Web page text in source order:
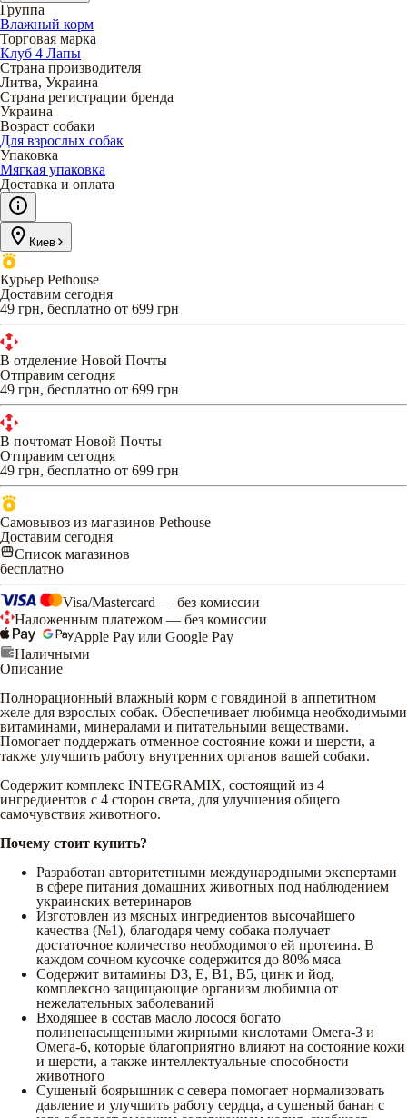
Группа
Влажный корм
Торговая марка
Клуб 4 Лапы
Страна производителя
Литва, Украина
Страна регистрации бренда
Украина
Возраст собаки
Для взрослых собак
Упаковка
Мягкая упаковка
Доставка и оплата
Киев
Курьер Pethouse
Доставим сегодня
49 грн, бесплатно от 699 грн
В отделение Новой Почты
Отправим сегодня
49 грн, бесплатно от 699 грн
В почтомат Новой Почты
Отправим сегодня
49 грн, бесплатно от 699 грн
Самовывоз из магазинов Pethouse
Доставим сегодня
Список магазинов
бесплатно
Visa/Mastercard — без комиссии
Наложенным платежом — без комиссии
Apple Pay или Google Pay
Наличными
Описание
Полнорационный влажный корм с говядиной в аппетитном
желе для взрослых собак. Обеспечивает любимца необходимыми
витаминами, минералами и питательными веществами.
Помогает поддержать отменное состояние кожи и шерсти, а
также улучшить работу внутренних органов вашей собаки.
Содержит комплекс INTEGRAMIX, состоящий из 4
ингредиентов с 4 сторон света, для улучшения общего
самочувствия животного.
Почему стоит купить?
Разработан авторитетными международными экспертами
в сфере питания домашних животных под наблюдением
украинских ветеринаров
Изготовлен из мясных ингредиентов высочайшего
качества (№1), благодаря чему собака получает
достаточное количество необходимого ей протеина. В
каждом сочном кусочке содержится до 80% мяса
Содержит витамины D3, E, В1, В5, цинк и йод,
комплексно защищающие организм любимца от
нежелательных заболеваний
Входящее в состав масло лосося богато
полиненасыщенными жирными кислотами Омега-3 и
Омега-6, которые благоприятно влияют на состояние кожи
и шерсти, а также интеллектуальные способности
животного
Сушеный боярышник с севера помогает нормализовать
давление и улучшить работу сердца, а сушеный банан с